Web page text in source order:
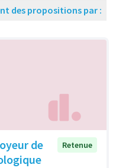
des propositions par :
de
Retenue